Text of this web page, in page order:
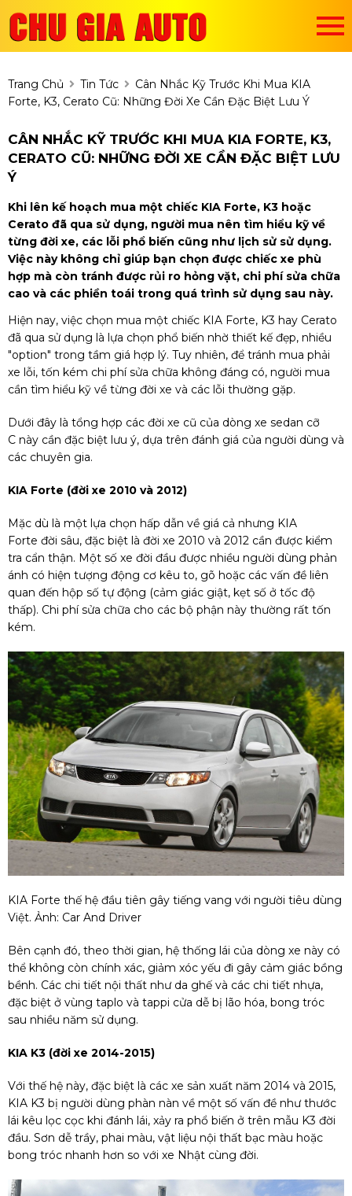
Trang Chủ Tin Tức
Cân Nhắc Kỹ Trước Khi Mua KIA
Forte, K3, Cerato Cũ: Những Đời Xe Cần Đặc Biệt Lưu Ý
CÂN NHẮC KỸ TRƯỚC KHI MUA KIA FORTE, K3,
CERATO CŨ: NHỮNG ĐỜI XE CẦN ĐẶC BIỆT LƯU
Ý
Khi lên kế hoạch mua một chiếc KIA Forte, K3 hoặc
Cerato đã qua sử dụng, người mua nên tìm hiểu kỹ về
từng đời xe, các lỗi phổ biến cũng như lịch sử sử dụng.
Việc này không chỉ giúp bạn chọn được chiếc xe phù
hợp mà còn tránh được rủi ro hỏng vặt, chi phí sửa chữa
cao và các phiền toái trong quá trình sử dụng sau này.
Hiện nay, việc chọn mua một chiếc KIA Forte, K3 hay Cerato
đã qua sử dụng là lựa chọn phổ biến nhờ thiết kế đẹp, nhiều
"option" trong tầm giá hợp lý. Tuy nhiên, để tránh mua phải
xe lỗi, tốn kém chi phí sửa chữa không đáng có, người mua
cần tìm hiểu kỹ về từng đời xe và các lỗi thường gặp.
Dưới đây là tổng hợp các đời xe cũ của dòng xe sedan cỡ
C này cần đặc biệt lưu ý, dựa trên đánh giá của người dùng và
các chuyên gia.
KIA Forte (đời xe 2010 và 2012)
Mặc dù là một lựa chọn hấp dẫn về giá cả nhưng KIA
Forte đời sâu, đặc biệt là đời xe 2010 và 2012 cần được kiểm
tra cẩn thận. Một số xe đời đầu được nhiều người dùng phản
ánh có hiện tượng động cơ kêu to, gõ hoặc các vấn đề liên
quan đến hộp số tự động (cảm giác giật, kẹt số ở tốc độ
thấp). Chi phí sửa chữa cho các bộ phận này thường rất tốn
kém.
KIA Forte thế hệ đầu tiên gây tiếng vang với người tiêu dùng
Việt. Ảnh: Car And Driver
Bên cạnh đó, theo thời gian, hệ thống lái của dòng xe này có
thể không còn chính xác, giảm xóc yếu đi gây cảm giác bồng
bềnh. Các chi tiết nội thất như da ghế và các chi tiết nhựa,
đặc biệt ở vùng taplo và tappi cửa dễ bị lão hóa, bong tróc
sau nhiều năm sử dụng.
KIA K3 (đời xe 2014-2015)
Với thế hệ này, đặc biệt là các xe sản xuất năm 2014 và 2015,
KIA K3 bị người dùng phàn nàn về một số vấn đề như thước
lái kêu lọc cọc khi đánh lái, xảy ra phổ biến ở trên mẫu K3 đời
đầu. Sơn dễ trầy, phai màu, vật liệu nội thất bạc màu hoặc
bong tróc nhanh hơn so với xe Nhật cùng đời.